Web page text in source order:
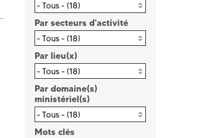
- Tous - (18)
Par secteurs d'activité
- Tous - (18)
Par lieu(x)
- Tous - (18)
Par domaine(s)
ministériel(s)
- Tous - (18)
Mots clés